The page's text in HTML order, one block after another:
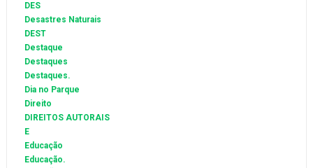
DES
Desastres Naturais
DEST
Destaque
Destaques
Destaques.
Dia no Parque
Direito
DIREITOS AUTORAIS
E
Educação
Educação.